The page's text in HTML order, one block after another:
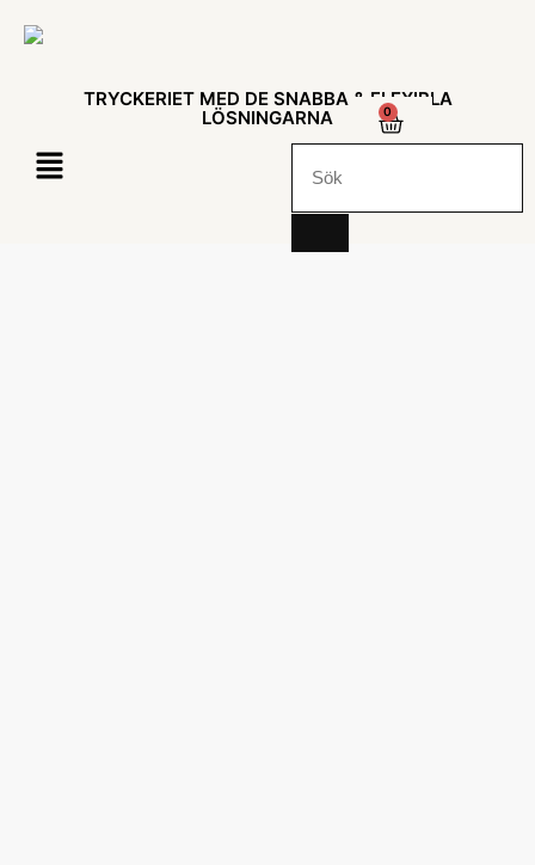
TRYCKERIET MED DE SNABBA & FLEXIBLA
LÖSNINGARNA
0